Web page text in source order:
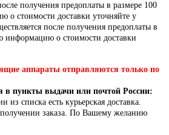
получения предоплаты в размере 100
стоимости доставки уточняйте у
после получения предоплаты в
информацию о стоимости доставки
аппараты отправляются только по
в пункты выдачи или почтой России:
из списка есть курьерская доставка.
заказа. По Вашему желанию